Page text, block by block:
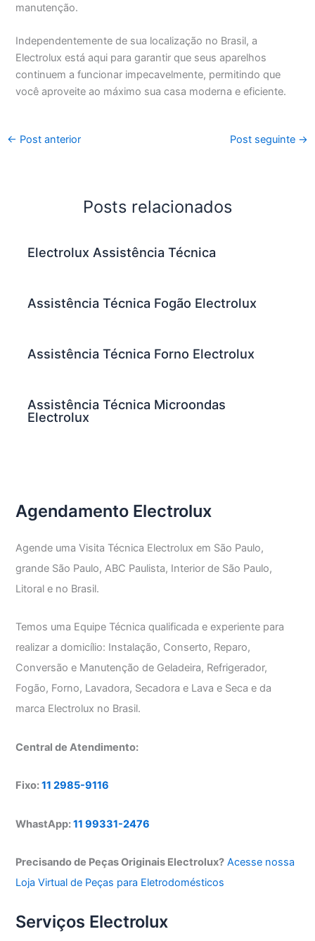
manutenção.
Independentemente de sua localização no Brasil, a
Electrolux está aqui para garantir que seus aparelhos
continuem a funcionar impecavelmente, permitindo que
você aproveite ao máximo sua casa moderna e eficiente.
← Post anterior Post seguinte →
Posts relacionados
Electrolux Assistência Técnica
Assistência Técnica Fogão Electrolux
Assistência Técnica Forno Electrolux
Assistência Técnica Microondas
Electrolux
Agendamento Electrolux
Agende uma Visita Técnica Electrolux em São Paulo,
grande São Paulo, ABC Paulista, Interior de São Paulo,
Litoral e no Brasil.
Temos uma Equipe Técnica qualificada e experiente para
realizar a domicílio: Instalação, Conserto, Reparo,
Conversão e Manutenção de Geladeira, Refrigerador,
Fogão, Forno, Lavadora, Secadora e Lava e Seca e da
marca Electrolux no Brasil.
Central de Atendimento:
Fixo:11 2985-9116
WhastApp:11 99331-2476
Precisando de Peças Originais Electrolux? Acesse nossa
Loja Virtual de Peças para Eletrodomésticos
Serviços Electrolux